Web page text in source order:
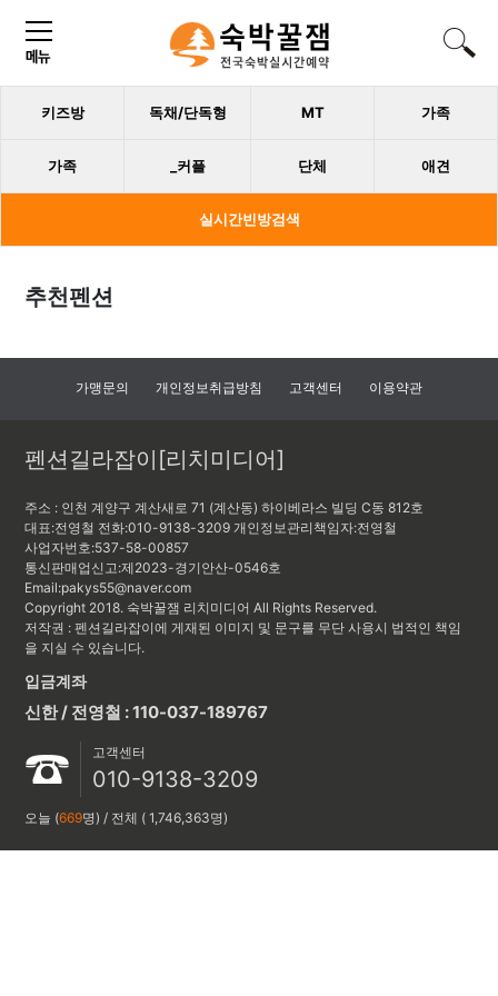
키즈방 독채/단독형 MT 가족
가족 _커플 단체 애견
실시간빈방검색
추천펜션
가맹문의 개인정보취급방침 고객센터 이용약관
펜션길라잡이[리치미디어]
주소 : 인천 계양구 계산새로 71 (계산동) 하이베라스 빌딩 C동 812호
대표:전영철 전화:010-9138-3209 개인정보관리책임자:전영철
사업자번호:537-58-00857
통신판매업신고:제2023-경기안산-0546호
Email:pakys55@naver.com
Copyright 2018. 숙박꿀잼 리치미디어 All Rights Reserved.
저작권 : 펜션길라잡이에 게재된 이미지 및 문구를 무단 사용시 법적인 책임
을 지실 수 있습니다.
입금계좌
신한 / 전영철 : 110-037-189767
고객센터
010-9138-3209
오늘 (669명) / 전체 ( 1,746,363명)